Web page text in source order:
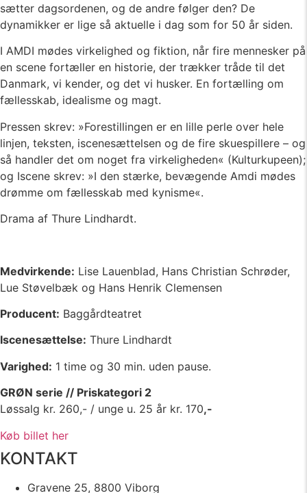
sætter dagsordenen, og de andre følger den? De
dynamikker er lige så aktuelle i dag som for 50 år siden.
I AMDI mødes virkelighed og fiktion, når fire mennesker på
en scene fortæller en historie, der trækker tråde til det
Danmark, vi kender, og det vi husker. En fortælling om
fællesskab, idealisme og magt.
Pressen skrev: »Forestillingen er en lille perle over hele
linjen, teksten, iscenesættelsen og de fire skuespillere – og
så handler det om noget fra virkeligheden« (Kulturkupeen);
og Iscene skrev: »I den stærke, bevægende Amdi mødes
drømme om fællesskab med kynisme«.
Drama af Thure Lindhardt.
Medvirkende: Lise Lauenblad, Hans Christian Schrøder,
Lue Støvelbæk og Hans Henrik Clemensen
Producent: Baggårdteatret
Iscenesættelse: Thure Lindhardt
Varighed: 1 time og 30 min. uden pause.
GRØN serie // Priskategori 2
Løssalg kr. 260,- / unge u. 25 år kr. 170,-
Køb billet her
KONTAKT
Gravene 25, 8800 Viborg